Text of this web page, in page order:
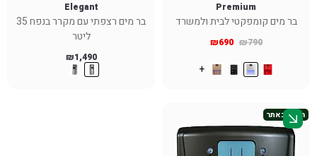
Premium
בר מים קומפקטי לבית ולמשרד
₪790
₪690
+
Elegant
בר מים רצפתי עם מקרר בנפח 35
ליטר
₪1,490
חדש באתר